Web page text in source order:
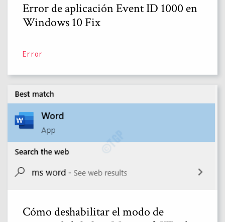
Error de aplicación Event ID 1000 en
Windows 10 Fix
Error
Cómo deshabilitar el modo de